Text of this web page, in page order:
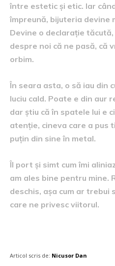
între estetic și etic. Iar
împreună, bijuteria devine
Devine o declarație
despre noi că ne pasă, că
orbim.
În seara asta, o să iau din
luciu cald. Poate e din aur
dar știu că în spatele lui e
atenție, cineva care a pus
puțin din sine în metal.
Îl port și simt cum îmi
am ales bine pentru mine.
deschis, așa cum ar trebui
care ne privesc viitorul.
Articol scris de: Nicusor Dan